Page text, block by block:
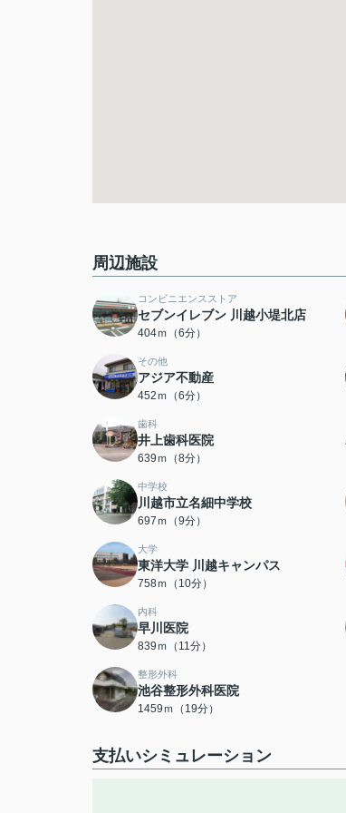
周辺施設
コンビニエンスストア
セブンイレブン 川越小堤北店
404ｍ（6分）
その他
アジア不動産
452ｍ（6分）
歯科
井上歯科医院
639ｍ（8分）
中学校
川越市立名細中学校
697ｍ（9分）
大学
東洋大学 川越キャンパス
758ｍ（10分）
内科
早川医院
839ｍ（11分）
整形外科
池谷整形外科医院
1459ｍ（19分）
支払いシミュレーション